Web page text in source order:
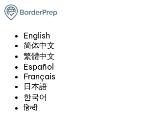
English
简体中文
繁體中文
Español
Français
日本語
한국어
हिन्दी